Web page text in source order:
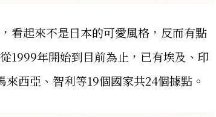
看起來不是日本的可愛風格，反而有點
1999年開始到目前為止，已有埃及、印
西亞、智利等19個國家共24個據點。